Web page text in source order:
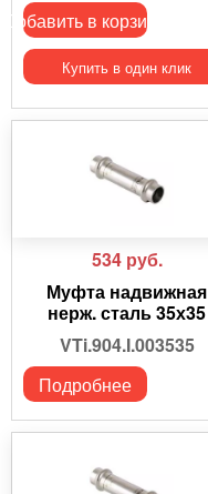
Добавить в корзину
Купить в один клик
534 руб.
Муфта надвижная
нерж. сталь 35х35
VTi.904.I.003535
Подробнее